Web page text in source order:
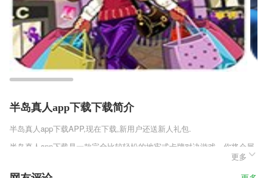
半岛真人app下载下载简介
半岛真人app下载APP,现在下载,新用户还送新人礼包.
半岛真人app下载是一款完全比较轻松的地牢式卡牌对决游戏，你将会展
开全新的冒险，你可以利用不同的道具，完成不同战队的提升，开局不断
的去进行收集不同的角色，在不同的地牢里面去进行冒险，尽情的去完成
更多